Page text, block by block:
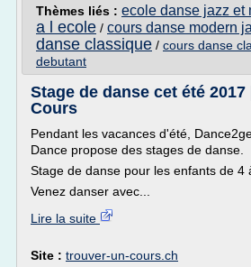
Thèmes liés : ecole danse jazz et
a l ecole / cours danse modern
danse classique / cours danse
debutant
Stage de danse cet été
Cours
Pendant les vacances d'été,
Dance propose des stages de danse.
Stage de danse pour les enfants de 4
Venez danser avec...
Lire la suite
Site : trouver-un-cours.ch